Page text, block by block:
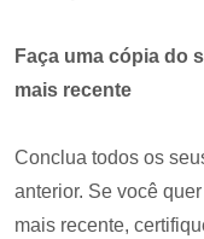
Faça uma cópia do
mais recente
Conclua todos os
anterior. Se você
mais recente,